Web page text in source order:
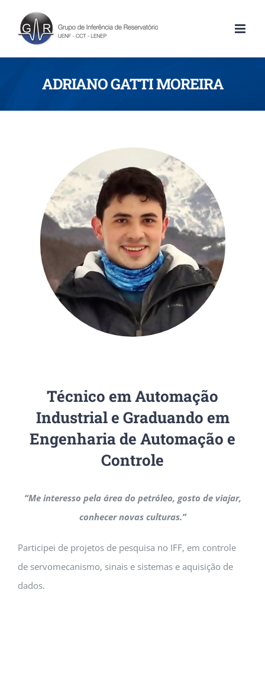
ADRIANO GATTI MOREIRA
Técnico em Automação
Industrial e Graduando em
Engenharia de Automação e
Controle
“Me interesso pela área do petróleo, gosto de viajar,
conhecer novas culturas.”
Participei de projetos de pesquisa no IFF, em controle
de servomecanismo, sinais e sistemas e aquisição de
dados.